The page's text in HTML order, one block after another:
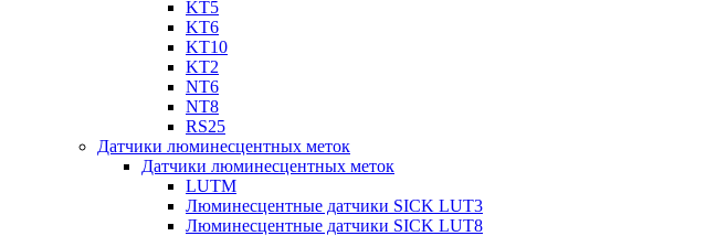
KT5
KT6
KT10
KT2
NT6
NT8
RS25
Датчики люминесцентных меток
Датчики люминесцентных меток
LUTM
Люминесцентные датчики SICK LUT3
Люминесцентные датчики SICK LUT8